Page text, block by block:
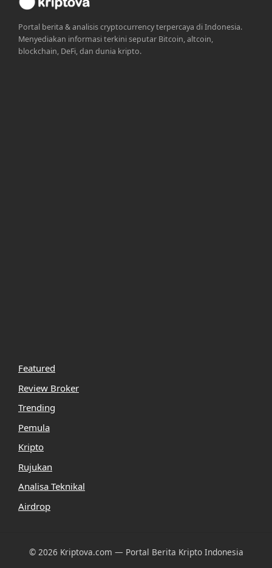
Portal berita & analisis cryptocurrency terpercaya di Indonesia.
Menyediakan informasi terkini seputar Bitcoin, altcoin,
blockchain, DeFi, dan dunia kripto.
Featured
Review Broker
Trending
Pemula
Kripto
Rujukan
Analisa Teknikal
Airdrop
© 2026 Kriptova.com — Portal Berita Kripto Indonesia